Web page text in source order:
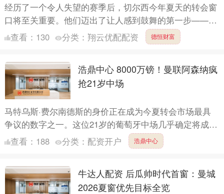
经历了一个令人失望的赛季后，切尔西今年夏天的转会窗
口将至关重要。他们迈出了让人感到鼓舞的第一步——任
命哈维·阿隆索出任主帅。不过，球队阵容还有很多工作
查看： 130 分类： 翔云优配配资 德恒财富
浩鼎中心 8000万镑！曼联阿森纳疯
抢21岁中场
马特乌斯·费尔南德斯的身价正在成为今夏转会市场最具
争议的数字之一。这位21岁的葡萄牙中场几乎确定将成为
西汉姆联今夏最值钱的出售资产，但铁锤帮并不打算以低
查看： 188 分类： 配资开户 浩鼎中心
牛达人配资 后瓜帅时代首窗：曼城
2026夏窗优先目标全览